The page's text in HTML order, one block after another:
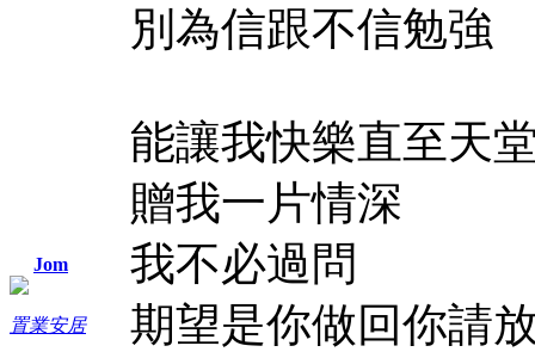
Jom
置業安居
別為信跟不信勉強
能讓我快樂直至天
贈我一片情深
我不必過問
期望是你做回你請